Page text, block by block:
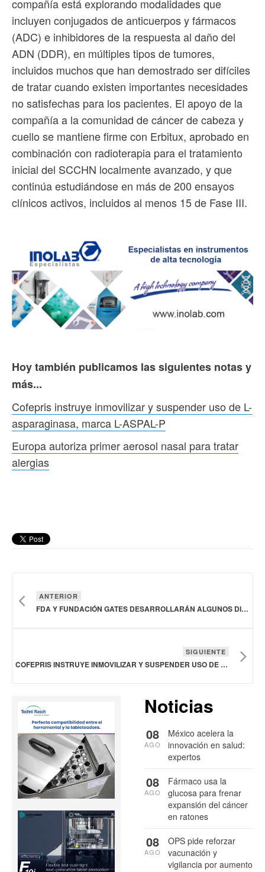
compañía está explorando modalidades que
incluyen conjugados de anticuerpos y fármacos
(ADC) e inhibidores de la respuesta al daño del
ADN (DDR), en múltiples tipos de tumores,
incluidos muchos que han demostrado ser difíciles
de tratar cuando existen importantes necesidades
no satisfechas para los pacientes. El apoyo de la
compañía a la comunidad de cáncer de cabeza y
cuello se mantiene firme con Erbitux, aprobado en
combinación con radioterapia para el tratamiento
inicial del SCCHN localmente avanzado, y que
continúa estudiándose en más de 200 ensayos
clínicos activos, incluidos al menos 15 de Fase III.
Hoy también publicamos las siguientes notas y
más...
Cofepris instruye inmovilizar y suspender uso de L-
asparaginasa, marca L-ASPAL-P
Europa autoriza primer aerosol nasal para tratar
alergias
ANTERIOR
FDA Y FUNDACIÓN GATES DESARROLLARÁN ALGUNOS DIAGNÓSTICOS A TRAVÉS DEL ALIENTO
SIGUIENTE
COFEPRIS INSTRUYE INMOVILIZAR Y SUSPENDER USO DE L-ASPARAGINASA, MARCA L-ASPAL-P
Noticias
México acelera la
innovación en salud:
expertos
08
AGO
Fármaco usa la
glucosa para frenar
expansión del cáncer
en ratones
08
AGO
OPS pide reforzar
vacunación y
vigilancia por aumento
08
AGO